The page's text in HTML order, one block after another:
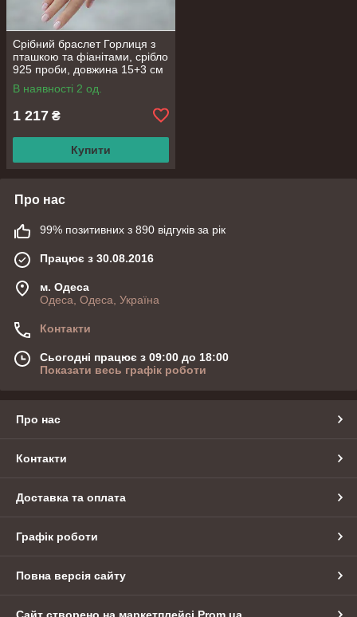
Срібний браслет Горлиця з
пташкою та фіанітами, срібло
925 проби, довжина 15+3 см
В наявності 2 од.
1 217 ₴
Купити
Про нас
99% позитивних з 890 відгуків за рік
Працює з 30.08.2016
м. Одеса
Одеса, Одеса, Україна
Контакти
Сьогодні працює з 09:00 до 18:00
Показати весь графік роботи
Про нас
Контакти
Доставка та оплата
Графік роботи
Повна версія сайту